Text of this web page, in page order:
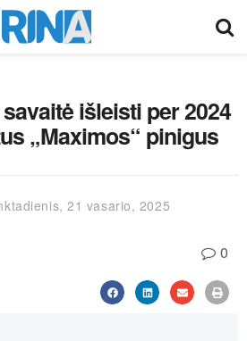
išleisti per 2024
„Maximos“ pinigus
21 vasario, 2025
0